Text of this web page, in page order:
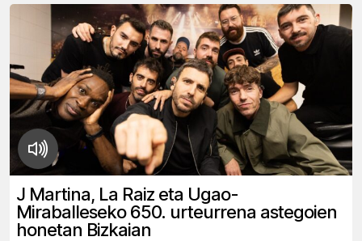
J Martina, La Raiz eta Ugao-
Miraballeseko 650. urteurrena astegoien
honetan Bizkaian